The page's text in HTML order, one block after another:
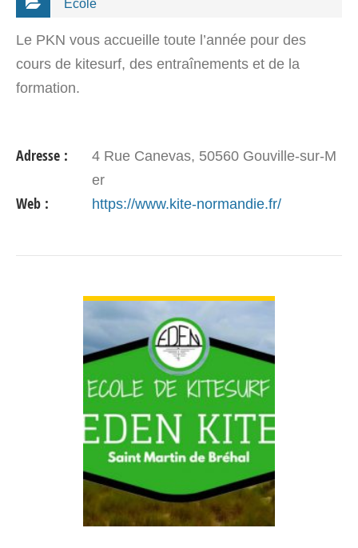
Ecole
Le PKN vous accueille toute l’année pour des
cours de kitesurf, des entraînements et de la
formation.
Adresse :
4 Rue Canevas, 50560 Gouville-sur-M
er
Web : https://www.kite-normandie.fr/